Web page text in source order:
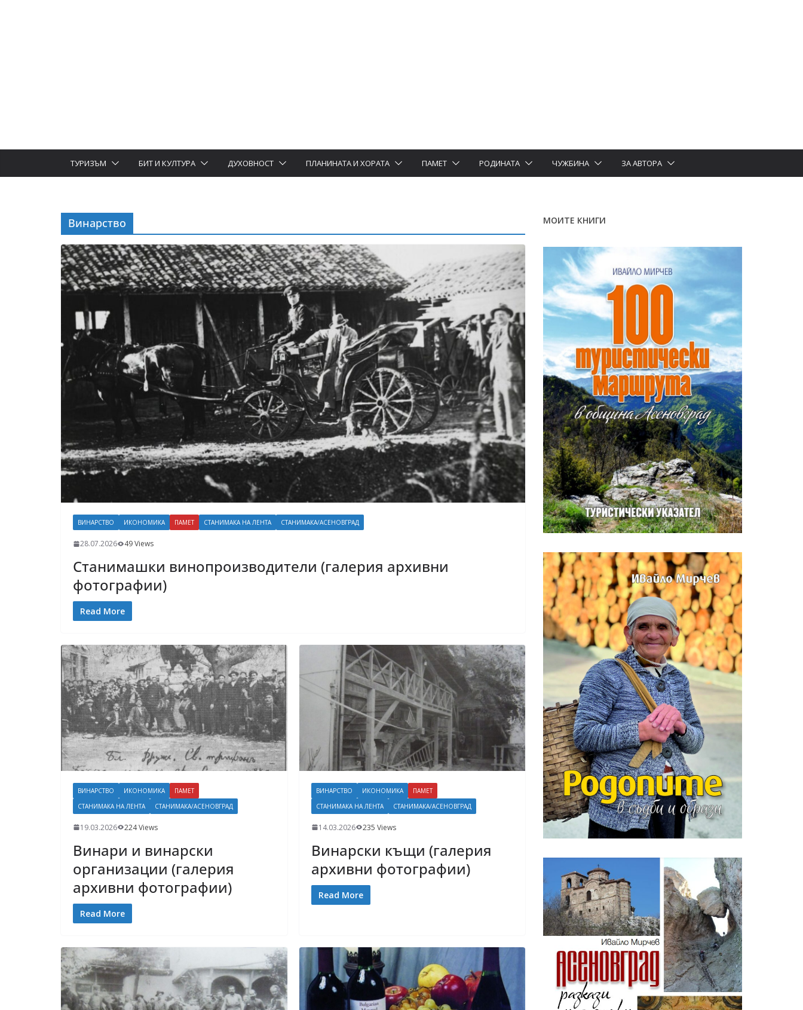
ТУРИЗЪМ БИТ И КУЛТУРА ДУХОВНОСТ ПЛАНИНАТА И ХОРАТА ПАМЕТ РОДИНАТА ЧУЖБИНА ЗА АВТОРА
Винарство
ВИНАРСТВО ИКОНОМИКА ПАМЕТ СТАНИМАКА НА ЛЕНТА СТАНИМАКА/АСЕНОВГРАД
28.07.2026 49 Views
Станимашки винопроизводители (галерия архивни
фотографии)
Read More
ВИНАРСТВО ИКОНОМИКА
ПАМЕТ
СТАНИМАКА НА ЛЕНТА
СТАНИМАКА/АСЕНОВГРАД
19.03.2026 224 Views
Винари и винарски
организации (галерия
архивни фотографии)
Read More
ВИНАРСТВО ИКОНОМИКА
ПАМЕТ
СТАНИМАКА НА ЛЕНТА
СТАНИМАКА/АСЕНОВГРАД
14.03.2026 235 Views
Винарски къщи (галерия
архивни фотографии)
Read More
МОИТЕ КНИГИ